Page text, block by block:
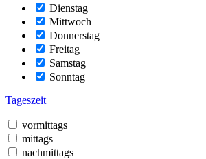
Dienstag
Mittwoch
Donnerstag
Freitag
Samstag
Sonntag
Tageszeit
vormittags
mittags
nachmittags